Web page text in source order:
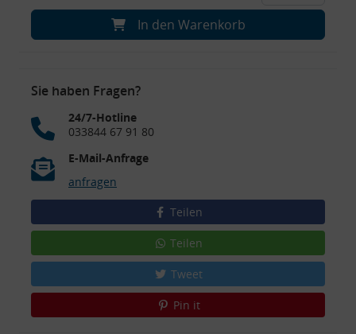
In den Warenkorb
Sie haben Fragen?
24/7-Hotline
033844 67 91 80
E-Mail-Anfrage
anfragen
Teilen
Teilen
Tweet
Pin it